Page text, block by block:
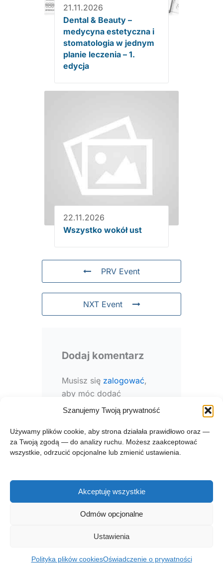
Szanujemy Twoją prywatność
Używamy plików cookie, aby strona działała prawidłowo oraz —
za Twoją zgodą — do analizy ruchu. Możesz zaakceptować
wszystkie, odrzucić opcjonalne lub zmienić ustawienia.
Akceptuję wszystkie
Odmów opcjonalne
Ustawienia
Polityka plików cookiesOświadczenie o prywatności
21.11.2026
Dental & Beauty –
medycyna estetyczna i
stomatologia w jednym
planie leczenia – 1.
edycja
22.11.2026
Wszystko wokół ust
PRV Event
NXT Event
Dodaj komentarz
Musisz się zalogować,
aby móc dodać
komentarz.
Prawa autorskie © 2026 zgłębnik.pl
Regulamin zglebnik.pl
Polityka prywatności